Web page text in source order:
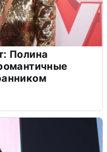
Полина